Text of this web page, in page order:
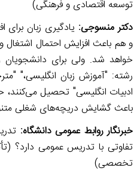
توسعه اقتصادی و فرهنگی)
دکترمنسوجی: یادگیری زبان
و هم باعث افزایش احتمال اشتغال
خواهد شد. ولی برای دانشجویان
رشته: "آموزش زبان انگلیسی،"
ادبیات انگلیسی" تحصیل
باعث گشایش دریچه‌های شغلی
خبرنگار روابط عمومی دانشگاه:
تفاوتی با تدریس عمومی دارد؟
تخصصی)